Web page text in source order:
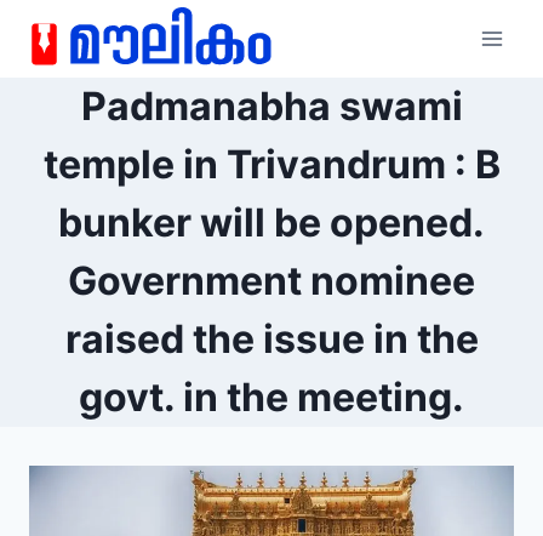
Padmanabha swami
temple in Trivandrum : B
bunker will be opened.
Government nominee
raised the issue in the
govt. in the meeting.